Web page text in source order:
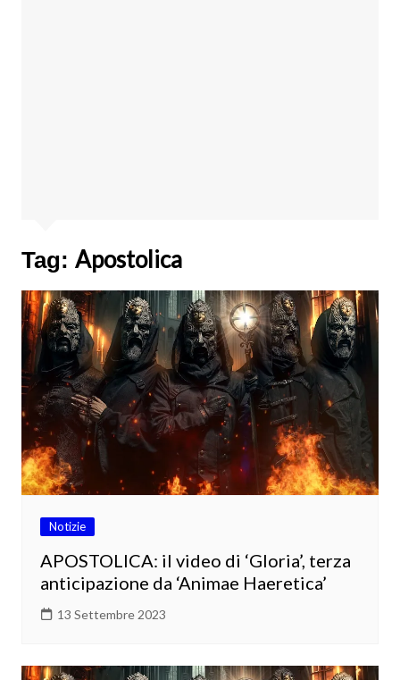
Tag: Apostolica
Notizie
APOSTOLICA: il video di ‘Gloria’, terza
anticipazione da ‘Animae Haeretica’
13 Settembre 2023